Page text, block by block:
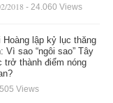
2018 - 24.060 Views
Hoàng lập kỷ lục thăng
Vì sao “ngôi sao” Tây
trở thành điểm nóng
Views